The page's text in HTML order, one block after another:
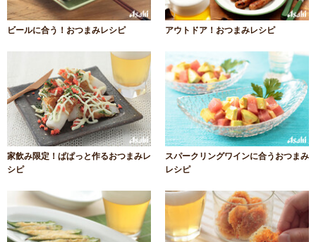
ビールに合う！おつまみレシピ アウトドア！おつまみレシピ
家飲み限定！ぱぱっと作るおつまみレ
シピ
スパークリングワインに合うおつまみ
レシピ